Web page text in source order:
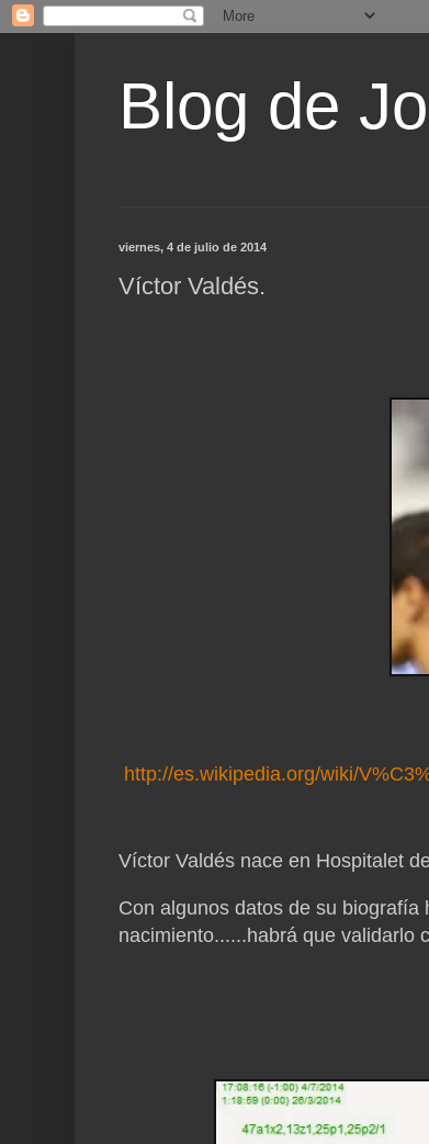
Blog de
viernes, 4 de julio de 2014
Víctor Valdés.
http://es.wikipedia.org/wiki/
Víctor Valdés nace en Hospitalet
Con algunos datos de su
nacimiento......habrá que validarlo